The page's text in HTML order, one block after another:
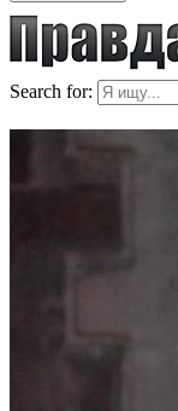
Search for: